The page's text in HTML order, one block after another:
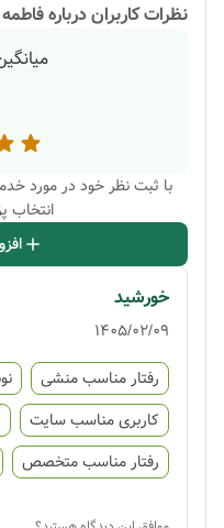
نظرات کاربران درباره
با ثبت نظر خود در مورد
خورشید
1405/02/09
رفتار مناسب منشی
کاربری مناسب سایت
رفتار مناسب متخصص